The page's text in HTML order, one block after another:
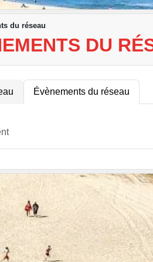
du réseau
DU
Évènements du réseau